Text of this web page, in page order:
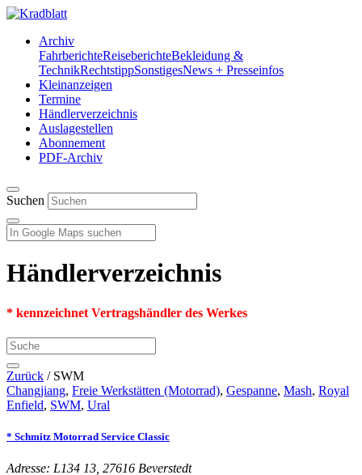
Archiv
FahrberichteReiseberichteBekleidung &
TechnikRechtstippSonstigesNews + Presseinfos
Kleinanzeigen
Termine
Händlerverzeichnis
Auslagestellen
Abonnement
PDF-Archiv
Suchen
Händlerverzeichnis
* kennzeichnet Vertragshändler des Werkes
Zurück / SWM
Changjiang, Freie Werkstätten (Motorrad), Gespanne, Mash, Royal
Enfield, SWM, Ural
* Schmitz Motorrad Service Classic
Adresse: L134 13, 27616 Beverstedt